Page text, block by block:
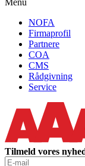
Menu
NOFA
Firmaprofil
Partnere
COA
CMS
Rådgivning
Service
Tilmeld vores